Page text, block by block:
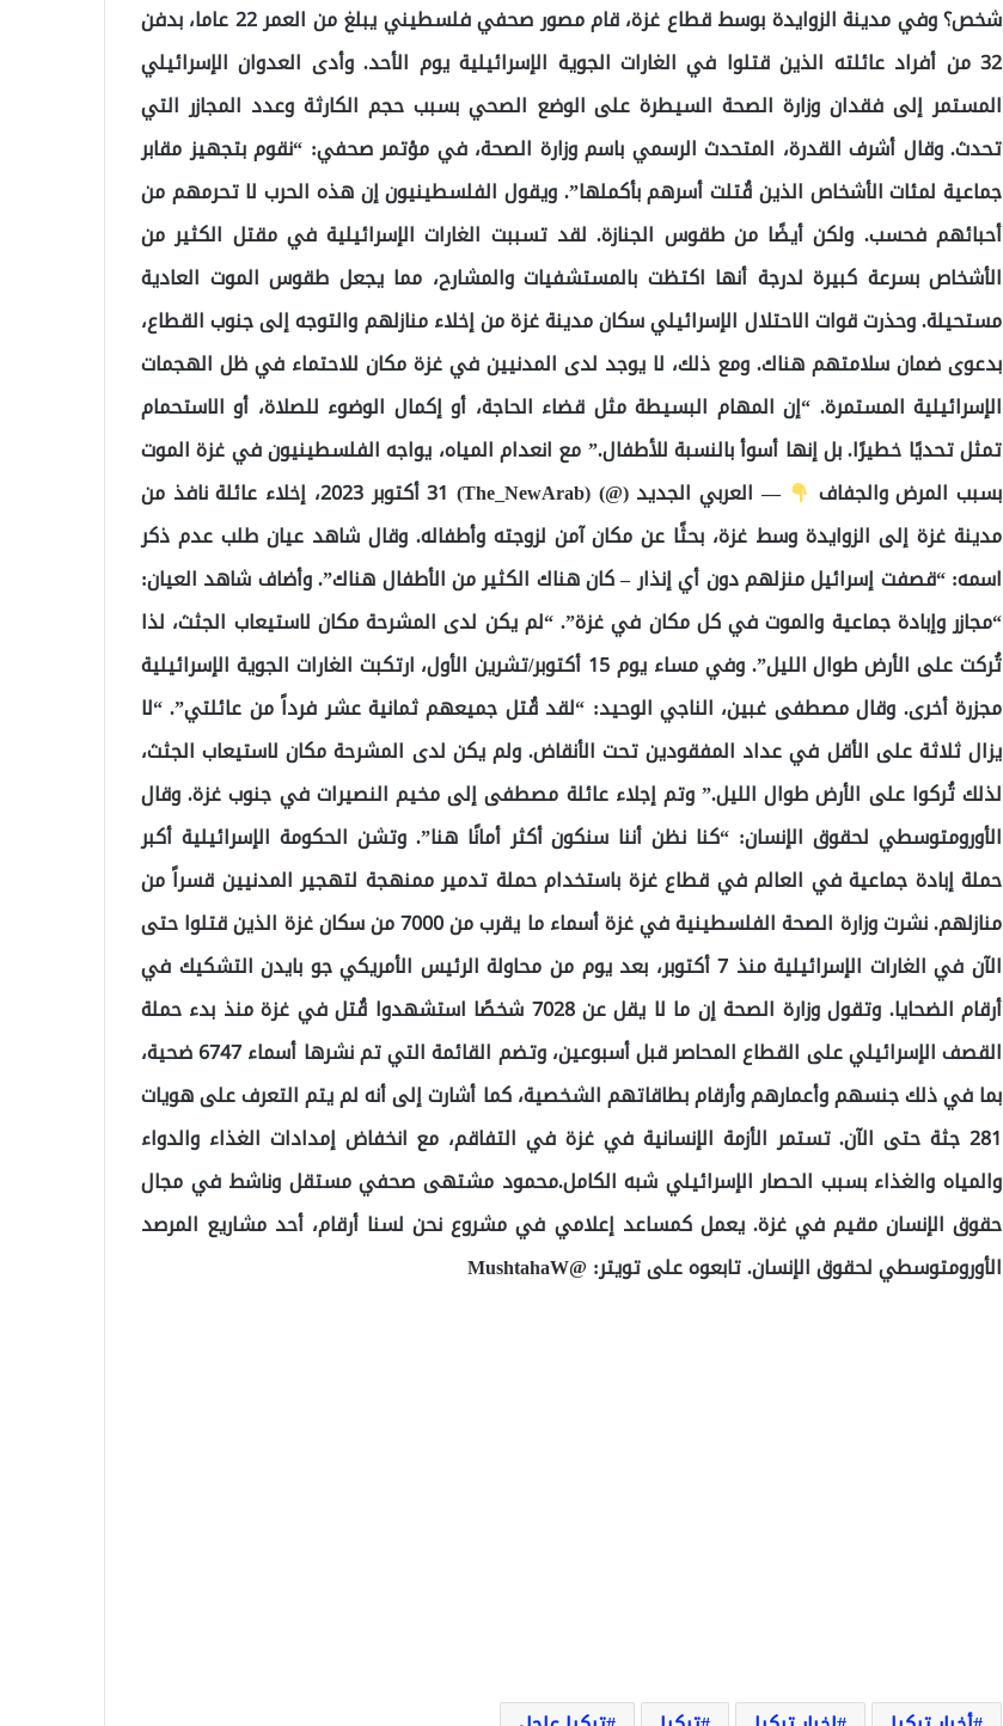
شخص؟ وفي مدينة الزوايدة بوسط قطاع غزة، قام مصور صحفي فلسطيني يبلغ من العمر 22 عاما، بدفن
32 من أفراد عائلته الذين قتلوا في الغارات الجوية الإسرائيلية يوم الأحد. وأدى العدوان الإسرائيلي
المستمر إلى فقدان وزارة الصحة السيطرة على الوضع الصحي بسبب حجم الكارثة وعدد المجازر التي
تحدث. وقال أشرف القدرة، المتحدث الرسمي باسم وزارة الصحة، في مؤتمر صحفي: “نقوم بتجهيز مقابر
جماعية لمئات الأشخاص الذين قُتلت أسرهم بأكملها”. ويقول الفلسطينيون إن هذه الحرب لا تحرمهم من
أحبائهم فحسب. ولكن أيضًا من طقوس الجنازة. لقد تسببت الغارات الإسرائيلية في مقتل الكثير من
الأشخاص بسرعة كبيرة لدرجة أنها اكتظت بالمستشفيات والمشارح، مما يجعل طقوس الموت العادية
مستحيلة. وحذرت قوات الاحتلال الإسرائيلي سكان مدينة غزة من إخلاء منازلهم والتوجه إلى جنوب القطاع،
بدعوى ضمان سلامتهم هناك. ومع ذلك، لا يوجد لدى المدنيين في غزة مكان للاحتماء في ظل الهجمات
الإسرائيلية المستمرة. “إن المهام البسيطة مثل قضاء الحاجة، أو إكمال الوضوء للصلاة، أو الاستحمام
تمثل تحديًا خطيرًا. بل إنها أسوأ بالنسبة للأطفال.” مع انعدام المياه، يواجه الفلسطينيون في غزة الموت
بسبب المرض والجفاف
— العربي الجديد (@) (The_NewArab) 31 أكتوبر 2023، إخلاء عائلة نافذ من
مدينة غزة إلى الزوايدة وسط غزة، بحثًا عن مكان آمن لزوجته وأطفاله. وقال شاهد عيان طلب عدم ذكر
اسمه: “قصفت إسرائيل منزلهم دون أي إنذار – كان هناك الكثير من الأطفال هناك”. وأضاف شاهد العيان:
“مجازر وإبادة جماعية والموت في كل مكان في غزة”. “لم يكن لدى المشرحة مكان لاستيعاب الجثث، لذا
تُركت على الأرض طوال الليل”. وفي مساء يوم 15 أكتوبر/تشرين الأول، ارتكبت الغارات الجوية الإسرائيلية
مجزرة أخرى. وقال مصطفى غبين، الناجي الوحيد: “لقد قُتل جميعهم ثمانية عشر فرداً من عائلتي”. “لا
يزال ثلاثة على الأقل في عداد المفقودين تحت الأنقاض. ولم يكن لدى المشرحة مكان لاستيعاب الجثث،
لذلك تُركوا على الأرض طوال الليل.” وتم إجلاء عائلة مصطفى إلى مخيم النصيرات في جنوب غزة. وقال
الأورومتوسطي لحقوق الإنسان: “كنا نظن أننا سنكون أكثر أمانًا هنا”. وتشن الحكومة الإسرائيلية أكبر
حملة إبادة جماعية في العالم في قطاع غزة باستخدام حملة تدمير ممنهجة لتهجير المدنيين قسراً من
منازلهم. نشرت وزارة الصحة الفلسطينية في غزة أسماء ما يقرب من 7000 من سكان غزة الذين قتلوا حتى
الآن في الغارات الإسرائيلية منذ 7 أكتوبر، بعد يوم من محاولة الرئيس الأمريكي جو بايدن التشكيك في
أرقام الضحايا. وتقول وزارة الصحة إن ما لا يقل عن 7028 شخصًا استشهدوا قُتل في غزة منذ بدء حملة
القصف الإسرائيلي على القطاع المحاصر قبل أسبوعين، وتضم القائمة التي تم نشرها أسماء 6747 ضحية،
بما في ذلك جنسهم وأعمارهم وأرقام بطاقاتهم الشخصية، كما أشارت إلى أنه لم يتم التعرف على هويات
281 جثة حتى الآن. تستمر الأزمة الإنسانية في غزة في التفاقم، مع انخفاض إمدادات الغذاء والدواء
والمياه والغذاء بسبب الحصار الإسرائيلي شبه الكامل.محمود مشتهى صحفي مستقل وناشط في مجال
حقوق الإنسان مقيم في غزة. يعمل كمساعد إعلامي في مشروع نحن لسنا أرقام، أحد مشاريع المرصد
الأورومتوسطي لحقوق الإنسان. تابعوه على تويتر: @MushtahaW